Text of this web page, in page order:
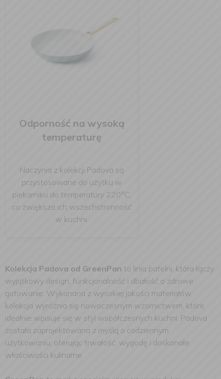
Odporność na wysoką
temperaturę
Naczynia z kolekcji Padova są
przystosowane do użytku w
piekarniku do temperatury 220°C,
co zwiększa ich wszechstronność
w kuchni.
Kolekcja Padova od GreenPan to linia patelni, która łączy
wyjątkowy design, funkcjonalność i dbałość o zdrowe
gotowanie. Wykonana z wysokiej jakości materiałów,
kolekcja wyróżnia się nowoczesnym wzornictwem, które
idealnie wpisuje się w styl współczesnych kuchni. Padova
została zaprojektowana z myślą o codziennym
użytkowaniu, oferując trwałość, wygodę i doskonałe
właściwości kulinarne.